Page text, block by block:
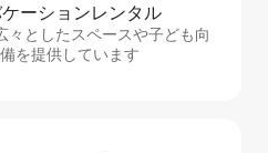
ー⁠シ⁠ョ⁠ンレ⁠ン⁠タ⁠ル
々としたスペースや子ども向
を提供しています